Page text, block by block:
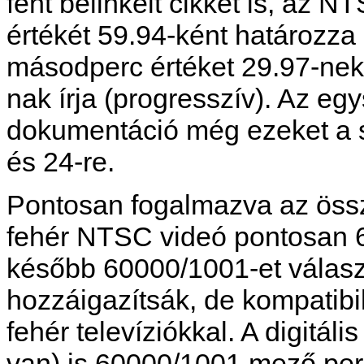
értékét 59.94-ként
másodperc értéket 29.97-
nak írja (progresszív). Az
dokumentáció még ezeket
és 24-re.
Pontosan fogalmazva az
fehér NTSC videó pontosan
később 60000/1001-et
hozzáigazítsák, de
fehér televíziókkal. A